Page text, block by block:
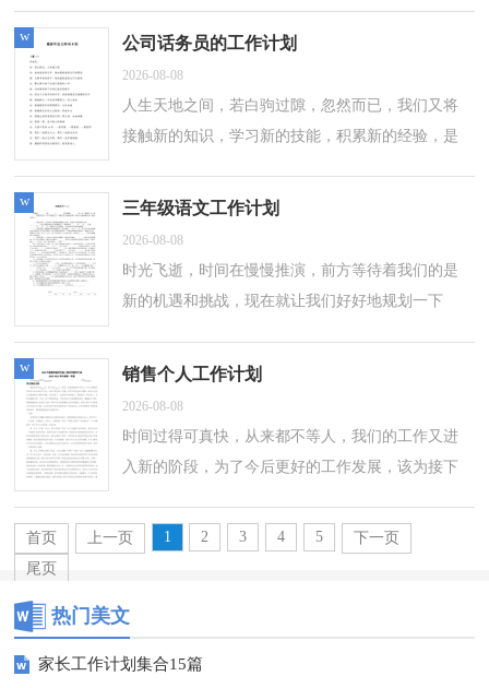
的作用呢？以下是小编整理的补差工作计划...
公司话务员的工作计划
2026-08-08
人生天地之间，若白驹过隙，忽然而已，我们又将
接触新的知识，学习新的技能，积累新的经验，是
的呢？以下是小编精心整理的公司话务员的工作...
w
三年级语文工作计划
2026-08-08
时光飞逝，时间在慢慢推演，前方等待着我们的是
新的机遇和挑战，现在就让我们好好地规划一下
的三年级语文工作计划，供大家参考借鉴，希望...
w
销售个人工作计划
2026-08-08
时间过得可真快，从来都不等人，我们的工作又进
入新的阶段，为了今后更好的工作发展，该为接下
的呢？下面是小编为大家收集的销售个人工...
w
首页 上一页 1 2 3 4 5
下一页
尾页
热门美文
家长工作计划集合15篇